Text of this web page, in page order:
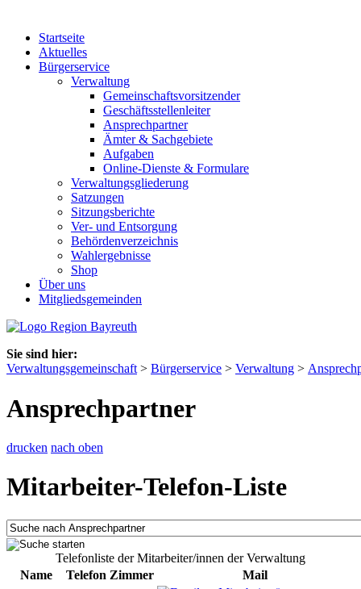
Startseite
Aktuelles
Bürgerservice
Verwaltung
Gemeinschaftsvorsitzender
Geschäftsstellenleiter
Ansprechpartner
Ämter & Sachgebiete
Aufgaben
Online-Dienste & Formulare
Verwaltungsgliederung
Satzungen
Sitzungsberichte
Ver- und Entsorgung
Behördenverzeichnis
Wahlergebnisse
Shop
Über uns
Mitgliedsgemeinden
Sie sind hier:
Verwaltungsgemeinschaft > Bürgerservice > Verwaltung >
Ansprechpartner
drucken nach oben
Mitarbeiter-Telefon-Liste
Telefonliste der Mitarbeiter/innen der Verwaltung
Name
Telefon Zimmer Mail